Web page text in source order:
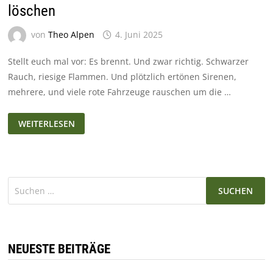
löschen
von Theo Alpen 4. Juni 2025
Stellt euch mal vor: Es brennt. Und zwar richtig. Schwarzer
Rauch, riesige Flammen. Und plötzlich ertönen Sirenen,
mehrere, und viele rote Fahrzeuge rauschen um die …
DIE
FEUERWEHR
–
LÖSCHEN
WEITERLESEN
NEUESTE BEITRÄGE